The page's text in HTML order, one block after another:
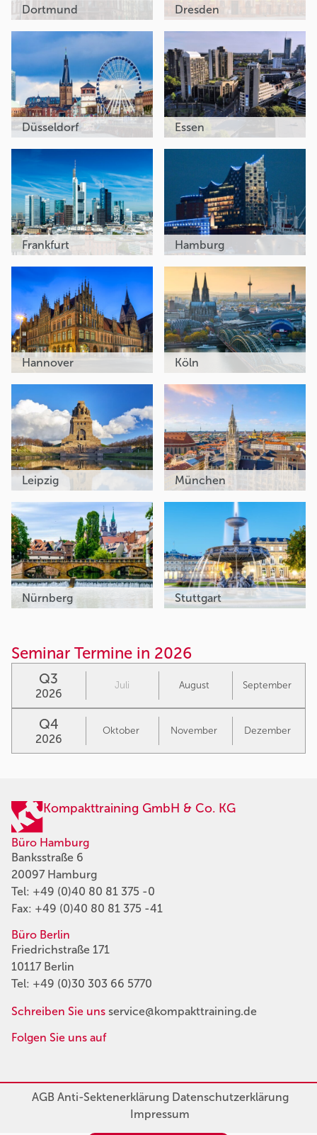
Dortmund Dresden
Düsseldorf Essen
Frankfurt Hamburg
Hannover Köln
Leipzig München
Nürnberg Stuttgart
Seminar Termine in 2026
Q3
2026
Juli August September
Q4
2026
Oktober November Dezember
Kompakttraining GmbH & Co. KG
Büro Hamburg
Banksstraße 6
20097 Hamburg
Tel: +49 (0)40 80 81 375 -0
Fax: +49 (0)40 80 81 375 -41
Büro Berlin
Friedrichstraße 171
10117 Berlin
Tel: +49 (0)30 303 66 5770
Schreiben Sie uns service@kompakttraining.de
Folgen Sie uns auf
AGBAnti-SektenerklärungDatenschutzerklärung
Impressum